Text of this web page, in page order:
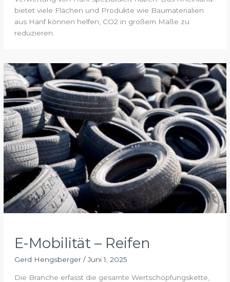
bietet viele Flächen und Produkte wie Baumaterialien
aus Hanf können helfen, CO2 in großem Maße zu
reduzieren.
E-Mobilität – Reifen
Gerd Hengsberger /Juni 1, 2025
Die Branche erfasst die gesamte Wertschöpfungskette,